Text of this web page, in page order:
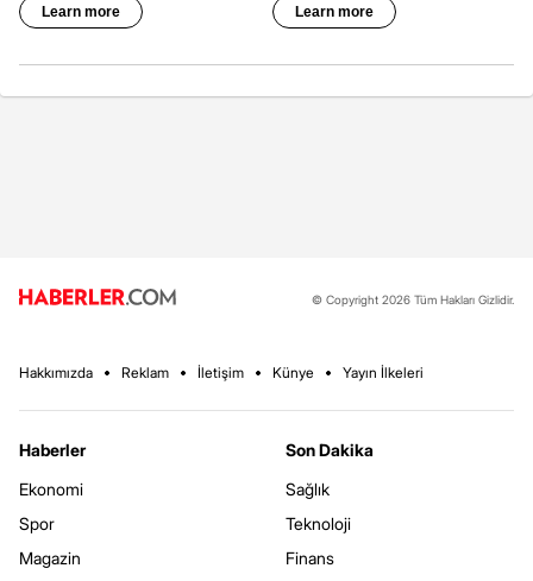
© Copyright 2026 Tüm Hakları Gizlidir.
Hakkımızda Reklam İletişim Künye Yayın İlkeleri
Haberler
Ekonomi
Spor
Magazin
Son Dakika
Sağlık
Teknoloji
Finans